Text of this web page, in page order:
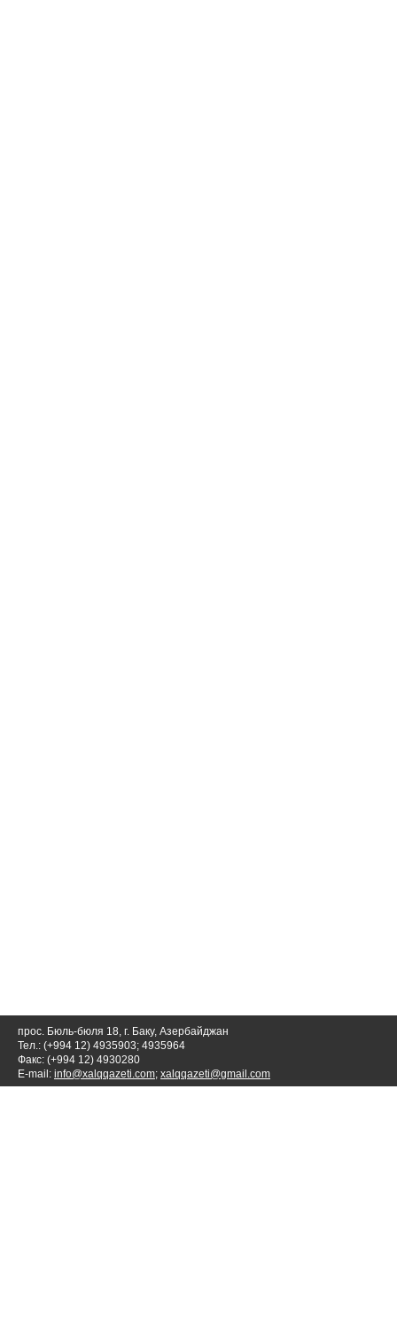
прос. Бюль-бюля 18, г. Баку, Азербайджан
Тел.: (+994 12) 4935903; 4935964
Факс: (+994 12) 4930280
E-mail: info@xalqqazeti.com; xalqqazeti@gmail.com